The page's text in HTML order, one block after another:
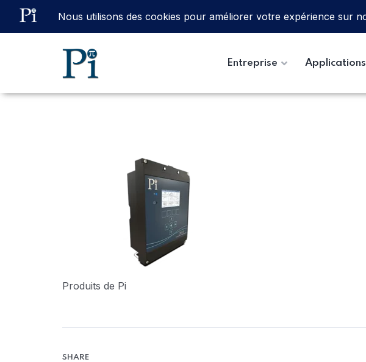
Email ventes@processinstruments.fr
Entreprise Applications
Produits de Pi
SHARE